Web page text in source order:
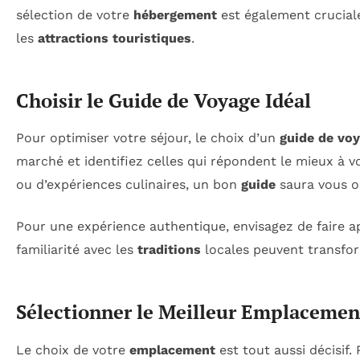
sélection de votre hébergement est également
les attractions touristiques.
Choisir le Guide de Voyage Idéal
Pour optimiser votre séjour, le choix d’un guide de
marché et identifiez celles qui répondent le mieux à
ou d’expériences culinaires, un bon guide saura vous
Pour une expérience authentique, envisagez de faire
familiarité avec les traditions locales peuvent
Sélectionner le Meilleur
Le choix de votre emplacement est tout aussi décisif.